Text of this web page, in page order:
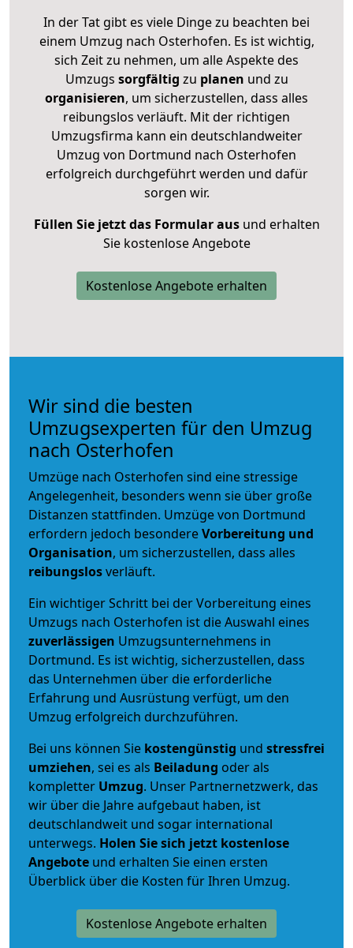
In der Tat gibt es viele Dinge zu beachten bei
einem Umzug nach Osterhofen. Es ist wichtig,
sich Zeit zu nehmen, um alle Aspekte des
Umzugs sorgfältig zu planen und zu
organisieren, um sicherzustellen, dass alles
reibungslos verläuft. Mit der richtigen
Umzugsfirma kann ein deutschlandweiter
Umzug von Dortmund nach Osterhofen
erfolgreich durchgeführt werden und dafür
sorgen wir.
Füllen Sie jetzt das Formular ausund erhalten
Sie kostenlose Angebote
Kostenlose Angebote erhalten
Wir sind die besten
Umzugsexperten für den Umzug
nach Osterhofen
Umzüge nach Osterhofen sind eine stressige
Angelegenheit, besonders wenn sie über große
Distanzen stattfinden. Umzüge von Dortmund
erfordern jedoch besondereVorbereitung und
Organisation, um sicherzustellen, dass alles
reibungslosverläuft.
Ein wichtiger Schritt bei der Vorbereitung eines
Umzugs nach Osterhofen ist die Auswahl eines
zuverlässigen Umzugsunternehmens in
Dortmund. Es ist wichtig, sicherzustellen, dass
das Unternehmen über die erforderliche
Erfahrung und Ausrüstung verfügt, um den
Umzug erfolgreich durchzuführen.
Bei uns können Sie kostengünstig und stressfrei
umziehen, sei es als Beiladung oder als
kompletter Umzug. Unser Partnernetzwerk, das
wir über die Jahre aufgebaut haben, ist
deutschlandweit und sogar international
unterwegs. Holen Sie sich jetzt kostenlose
Angebote und erhalten Sie einen ersten
Überblick über die Kosten für Ihren Umzug.
Kostenlose Angebote erhalten